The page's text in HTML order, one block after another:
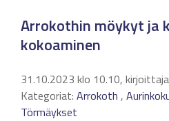
Arrokothin möykyt ja
kokoaminen
31.10.2023 klo 10.10, kirjoittaja
Kategoriat: Arrokoth ,
Törmäykset